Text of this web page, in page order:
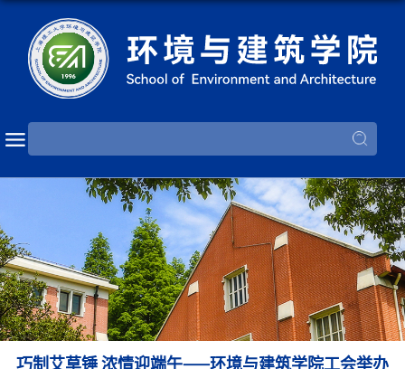
巧制艾草锤 浓情迎端午——环境与建筑学院工会举办